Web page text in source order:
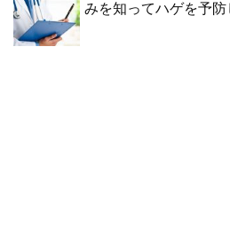
みを知ってハゲを予防